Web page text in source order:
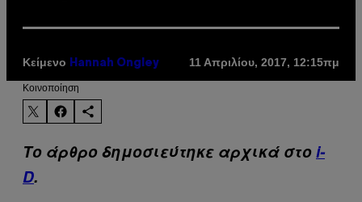
Κείμενο Hannah Ongley 11 Απριλίου, 2017, 12:15πμ
Kοινοποίηση
Το άρθρο δημοσιεύτηκε αρχικά στοi-
D.